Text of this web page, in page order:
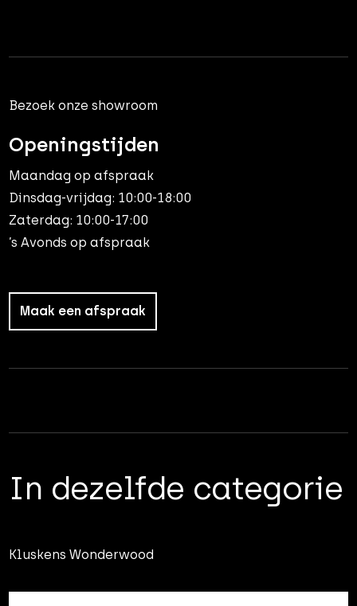
Bezoek onze showroom
Openingstijden
Maandag op afspraak
Dinsdag-vrijdag: 10:00-18:00
Zaterdag: 10:00-17:00
’s Avonds op afspraak
Maak een afspraak
In dezelfde categorie
Kluskens Wonderwood